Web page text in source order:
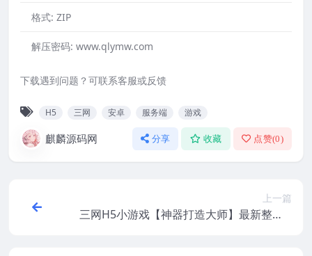
格式: ZIP
解压密码: www.qlymw.com
下载遇到问题？可联系客服或反馈
H5 三网 安卓 服务端 游戏
麒麟源码网 分享 收藏 点赞(0)
上一篇
三网H5小游戏【神器打造大师】最新整理Li